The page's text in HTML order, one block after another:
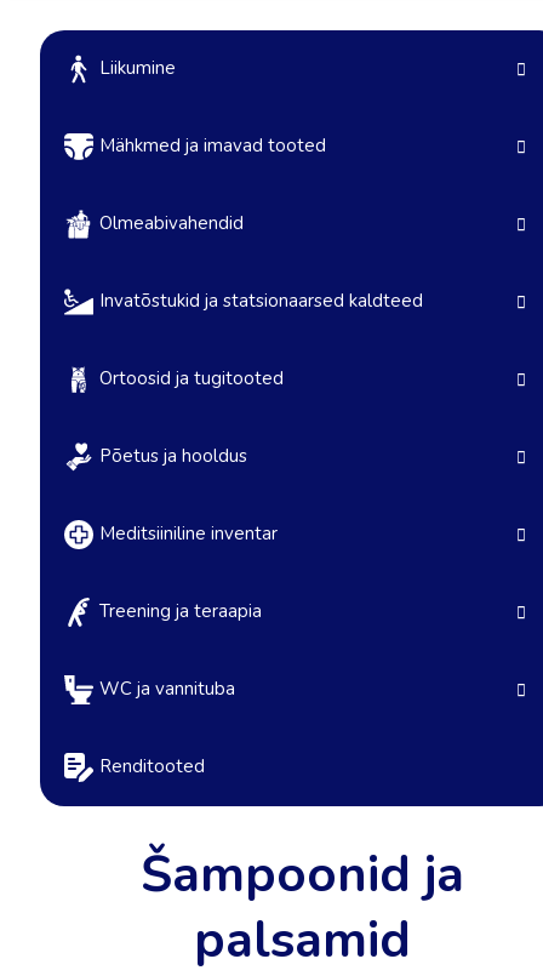
Liikumine
Mähkmed ja imavad tooted
Olmeabivahendid
Invatõstukid ja statsionaarsed kaldteed
Ortoosid ja tugitooted
Põetus ja hooldus
Meditsiiniline inventar
Treening ja teraapia
WC ja vannituba
Renditooted
Šampoonid ja
palsamid